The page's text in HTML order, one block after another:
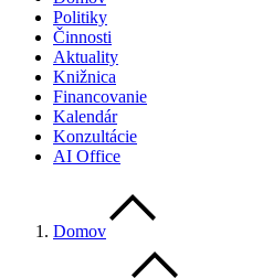
Politiky
Činnosti
Aktuality
Knižnica
Financovanie
Kalendár
Konzultácie
AI Office
Domov